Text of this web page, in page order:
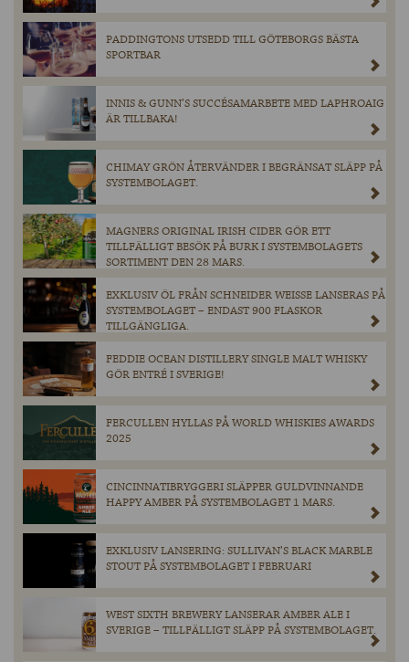
PADDINGTONS UTSEDD TILL GÖTEBORGS BÄSTA
SPORTBAR
INNIS & GUNN’S SUCCÉSAMARBETE MED LAPHROAIG
ÄR TILLBAKA!
CHIMAY GRÖN ÅTERVÄNDER I BEGRÄNSAT SLÄPP PÅ
SYSTEMBOLAGET.
MAGNERS ORIGINAL IRISH CIDER GÖR ETT
TILLFÄLLIGT BESÖK PÅ BURK I SYSTEMBOLAGETS
SORTIMENT DEN 28 MARS.
EXKLUSIV ÖL FRÅN SCHNEIDER WEISSE LANSERAS PÅ
SYSTEMBOLAGET – ENDAST 900 FLASKOR
TILLGÄNGLIGA.
FEDDIE OCEAN DISTILLERY SINGLE MALT WHISKY
GÖR ENTRÉ I SVERIGE!
FERCULLEN HYLLAS PÅ WORLD WHISKIES AWARDS
2025
CINCINNATIBRYGGERI SLÄPPER GULDVINNANDE
HAPPY AMBER PÅ SYSTEMBOLAGET 1 MARS.
EXKLUSIV LANSERING: SULLIVAN’S BLACK MARBLE
STOUT PÅ SYSTEMBOLAGET I FEBRUARI
WEST SIXTH BREWERY LANSERAR AMBER ALE I
SVERIGE – TILLFÄLLIGT SLÄPP PÅ SYSTEMBOLAGET.